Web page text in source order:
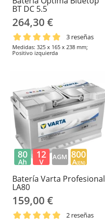
BT DC 5.5
264,30 €
3 reseñas
Medidas: 325 x 165 x 238 mm;
Positivo izquierda
Batería Varta Profesional
LA80
159,00 €
2 reseñas
80
Ah
12
V
AGM 800
A(EN)